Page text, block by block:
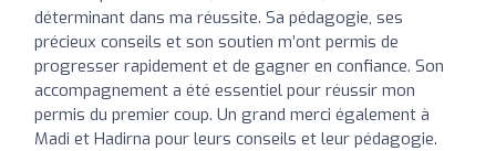
déterminant dans ma réussite. Sa pédagogie, ses
précieux conseils et son soutien m’ont permis de
progresser rapidement et de gagner en confiance. Son
accompagnement a été essentiel pour réussir mon
permis du premier coup. Un grand merci également à
Madi et Hadirna pour leurs conseils et leur pédagogie.